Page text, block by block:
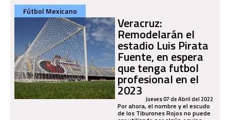
Fútbol Mexicano
Veracruz:
Remodelarán el
estadio Luis Pirata
Fuente, en espera
que tenga futbol
profesional en el
2023 Jueves 07 de Abril del 2022
Por ahora, el nombre y el escudo
de los Tiburones Rojos no puede